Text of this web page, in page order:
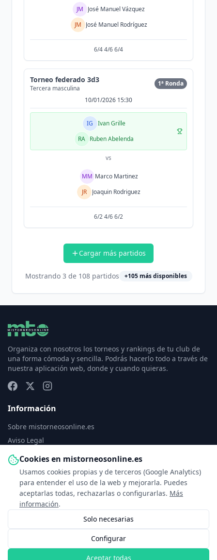
Cookies en mistorneosonline.es
Usamos cookies propias y de terceros (Google Analytics)
para entender el uso de la web y mejorarla. Puedes
aceptarlas todas, rechazarlas o configurarlas. Más
información.
Solo necesarias
Configurar
Aceptar todas
JM
José Manuel Vázquez
JM
José Manuel Rodríguez
6/4 4/6 6/4
Torneo federado 3d3
Tercera masculina
1ª Ronda
10/01/2026 15:30
IG
Ivan Grille
RA Ruben Abelenda
vs
MM Marco Martinez
JR
Joaquin Rodriguez
6/2 4/6 6/2
Cargar más partidos
Mostrando 3 de 108partidos +105más disponibles
Organiza con nosotros los torneos y rankings de tu club de
una forma cómoda y sencilla. Podrás hacerlo todo a través de
nuestra aplicación web, donde y cuando quieras.
Información
Sobre mistorneosonline.es
Aviso Legal
Política de Privacidad
Política de Cookies
Configurar cookies
Contacto
info@mistorneosonline.es
© 2026 Copyright: mistorneosonline.es